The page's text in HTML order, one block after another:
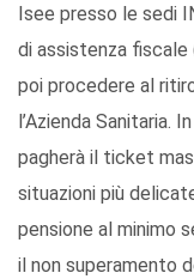
Isee presso le sedi
di assistenza fiscale
poi procedere al
l’Azienda Sanitaria.
pagherà il ticket
situazioni più
pensione al minimo
il non superamento